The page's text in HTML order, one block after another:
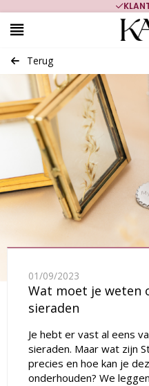
Terug
01/09/2023
Wat moet je weten
sieraden
Je hebt er vast al eens
sieraden. Maar wat zijn
precies en hoe kan je
onderhouden? We